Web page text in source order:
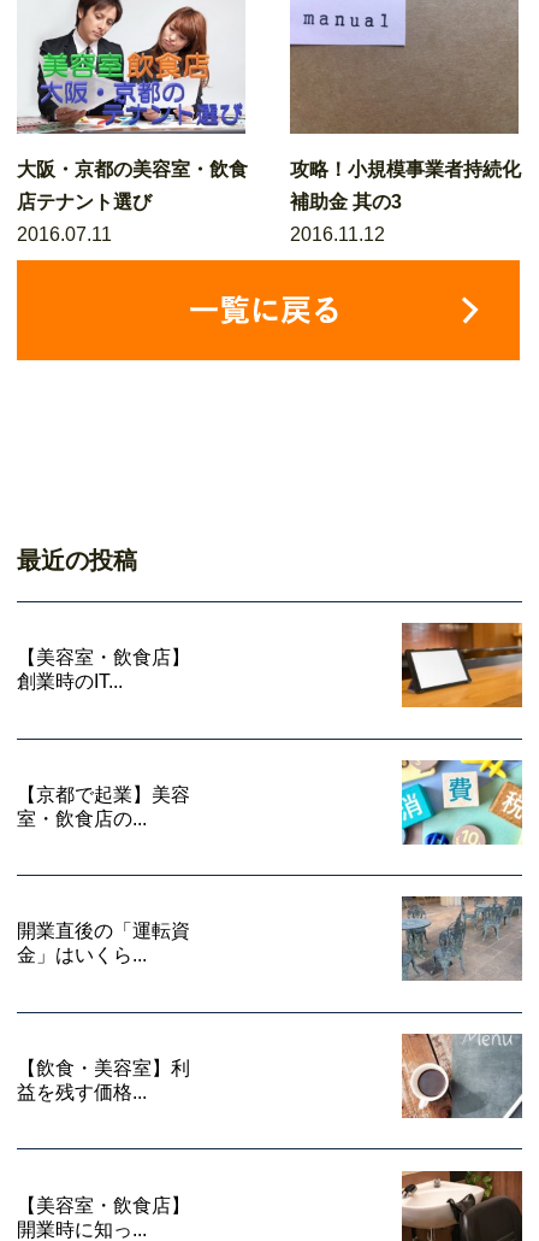
大阪・京都の美容室・飲食
店テナント選び
2016.07.11
攻略！小規模事業者持続化
補助金 其の3
2016.11.12
最近の投稿
【美容室・飲食店】
創業時のIT...
【京都で起業】美容
室・飲食店の...
開業直後の「運転資
金」はいくら...
【飲食・美容室】利
益を残す価格...
【美容室・飲食店】
開業時に知っ...